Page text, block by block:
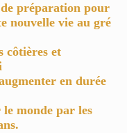
préparation pour
nouvelle vie au gré
côtières et
en durée
monde par les